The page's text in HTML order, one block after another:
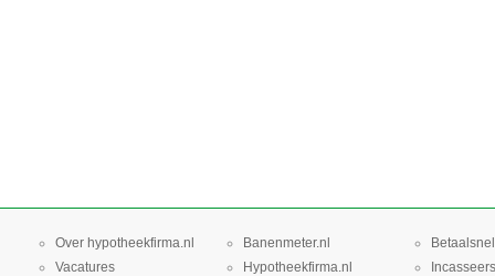
Over hypotheekfirma.nl
Vacatures
Banenmeter.nl
Hypotheekfirma.nl